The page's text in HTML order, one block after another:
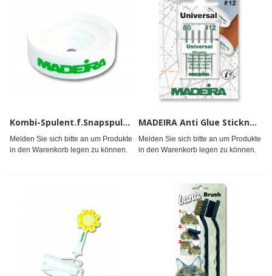
Kombi-Spulent.f.Snapspulen MADEIRA*
Melden Sie sich bitte an um Produkte
in den Warenkorb legen zu können.
MADEIRA Anti Glue Sticknadel 75#
Melden Sie sich bitte an um Produkte
in den Warenkorb legen zu können.